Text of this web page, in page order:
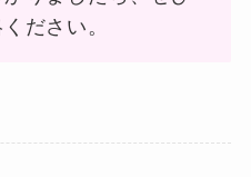
ださい。